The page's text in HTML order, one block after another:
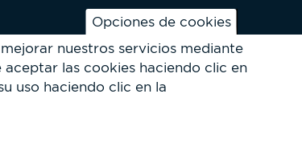
Opciones de cookies
nuestros servicios mediante
aceptar las cookies haciendo clic en
uso haciendo clic en la